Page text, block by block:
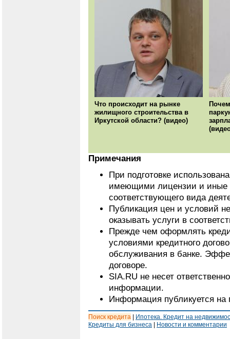
Что происходит на рынке
жилищного строительства в
Иркутской области? (видео)
Примечания
При подготовке
имеющими лицензии и иные
соответствующего вида
Публикация цен и условий
оказывать услуги в
Прежде чем оформлять
условиями кредитного
обслуживания в банке.
договоре.
SIA.RU не несет
информации.
Информация публикуется на
Поиск кредита
Ипотека. Кредит на
Кредиты для бизнеса
Новости и комментарии